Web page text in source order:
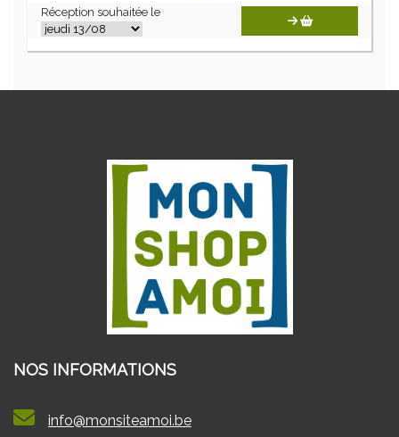
Réception souhaitée le
NOS INFORMATIONS
info@monsiteamoi.be